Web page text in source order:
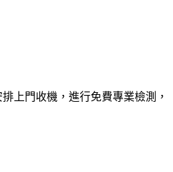
上門收機，進行免費專業檢測，